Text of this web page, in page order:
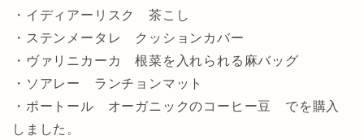
・イディアーリスク 茶こし
・ステンメータレ クッションカバー
・ヴァリニカーカ 根菜を入れられる麻バッグ
・ソアレー ランチョンマット
・ポートール オーガニックのコーヒー豆 でを購入
しました。